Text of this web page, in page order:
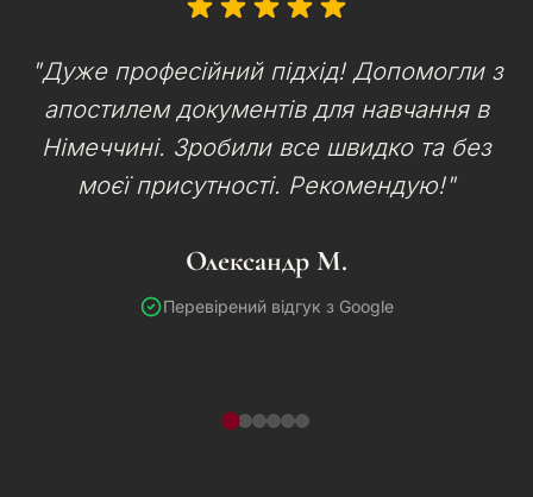
"Дуже професійний підхід! Допомогли з
апостилем документів для навчання в
Німеччині. Зробили все швидко та без
моєї присутності. Рекомендую!"
Олександр М.
Перевірений відгук з Google